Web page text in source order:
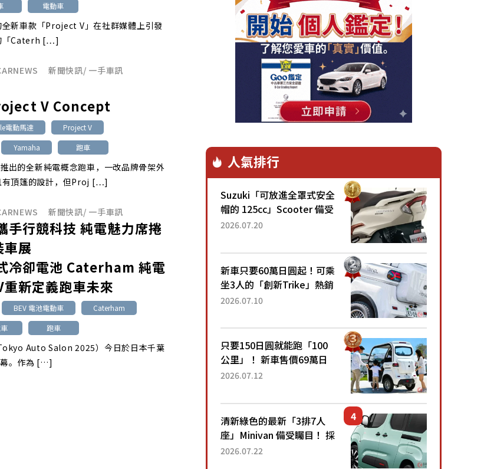
電動車
新車款「Project V」在社群媒體上引發
「Caterh […]
新聞快訊/ 一手車訊
V Concept
電動馬達
Project V
Yamaha 跑車
的全新純電概念跑車，一改品牌骨架外
有頂篷的設計，但Proj […]
新聞快訊/ 一手車訊
手行競科技 純電魅力席捲
展
冷卻電池 Caterham 純電
新定義跑車未來
BEV 電池電動車
Caterham
跑車
Auto Salon 2025）今日於日本千葉
。作為 […]
人氣排行
Suzuki「可放進全罩式安全
帽的 125cc」Scooter 備受
矚目！採用全新流線設計與
已陸續開始出口的新款
「B...
2026.07.20
新車只要60萬日圓起！可乘
坐3人的「創新Trike」熱銷
大賣成為人氣車款！「養車
日圓就能跑100公里」「小
朋友坐得...
2026.07.10
只要150日圓就能跑「100
公里」！ 新車售價69萬日
圓的「3人座」Trike大受歡
為何能迅速熱賣？
2026.07.12
清新綠色的最新「3排7人
座」Minivan 備受矚目！ 採
用全長4.7公尺剛剛好的車
2026.07.22